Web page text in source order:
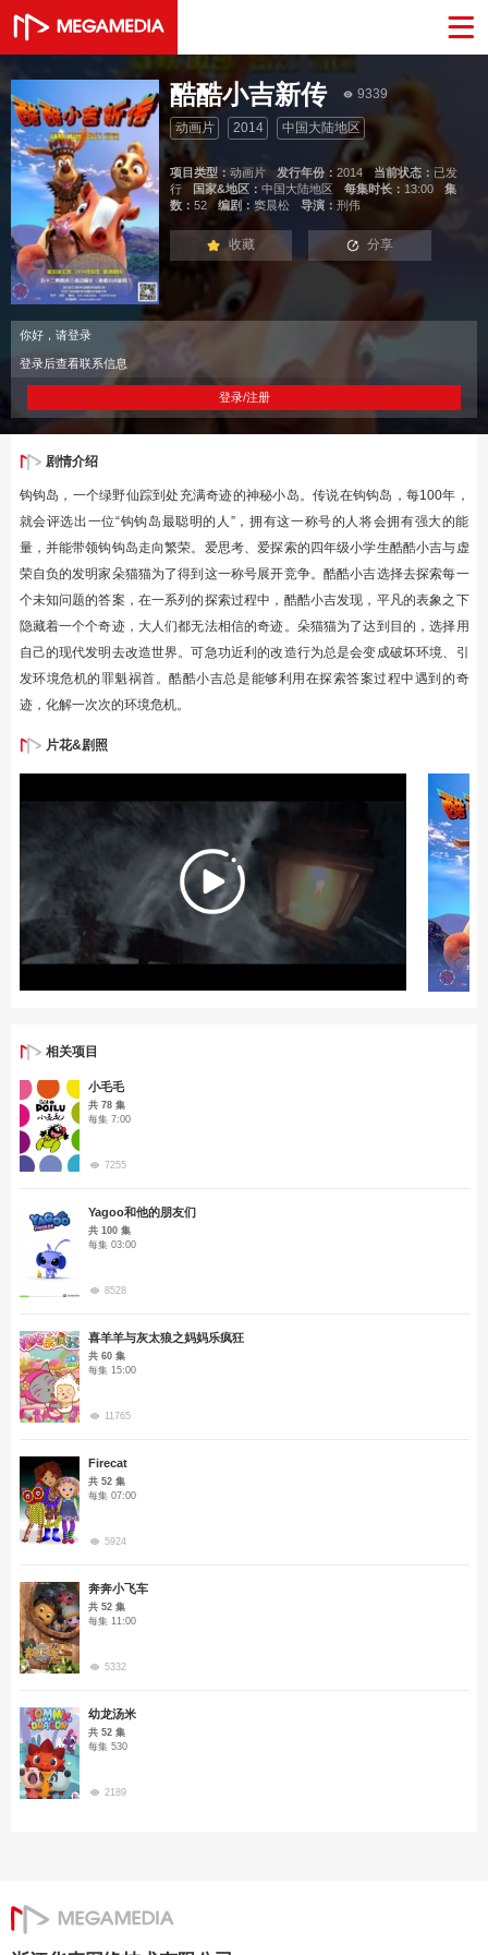
酷酷小吉新传 9339
动画片 2014 中国大陆地区
项目类型： 动画片 发行年份： 2014 当前状态： 已发
行
国家&地区： 中国大陆地区 每集时长： 13:00
集
数： 52 编剧： 窦晨松 导演： 刑伟
收藏 分享
你好，请登录
登录后查看联系信息
登录/注册
剧情介绍
钩钩岛，一个绿野仙踪到处充满奇迹的神秘小岛。传说在钩钩岛，每100年，
就会评选出一位“钩钩岛最聪明的人”，拥有这一称号的人将会拥有强大的能
量，并能带领钩钩岛走向繁荣。爱思考、爱探索的四年级小学生酷酷小吉与虚
荣自负的发明家朵猫猫为了得到这一称号展开竞争。酷酷小吉选择去探索每一
个未知问题的答案，在一系列的探索过程中，酷酷小吉发现，平凡的表象之下
隐藏着一个个奇迹，大人们都无法相信的奇迹。朵猫猫为了达到目的，选择用
自己的现代发明去改造世界。可急功近利的改造行为总是会变成破坏环境、引
发环境危机的罪魁祸首。酷酷小吉总是能够利用在探索答案过程中遇到的奇
迹，化解一次次的环境危机。
片花&剧照
相关项目
小毛毛
共 78 集
每集 7:00
7255
Yagoo和他的朋友们
共 100 集
每集 03:00
8528
喜羊羊与灰太狼之妈妈乐疯狂
共 60 集
每集 15:00
11765
Firecat
共 52 集
每集 07:00
5924
奔奔小飞车
共 52 集
每集 11:00
5332
幼龙汤米
共 52 集
每集 530
2189